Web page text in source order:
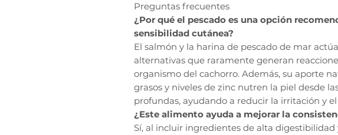
Preguntas frecuentes
¿Por qué el pescado es una opción
sensibilidad cutánea?
El salmón y la harina de pescado de mar
alternativas que raramente generan
organismo del cachorro. Además, su aporte
grasos y niveles de zinc nutren la piel desde
profundas, ayudando a reducir la irritación y el
¿Este alimento ayuda a mejorar la
Sí, al incluir ingredientes de alta digestibilidad